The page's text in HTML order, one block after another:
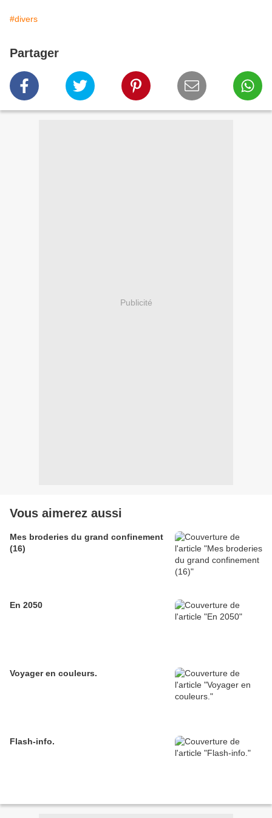
#divers
Partager
Publicité
Vous aimerez aussi
Mes broderies du grand confinement
(16)
En 2050
Voyager en couleurs.
Flash-info.